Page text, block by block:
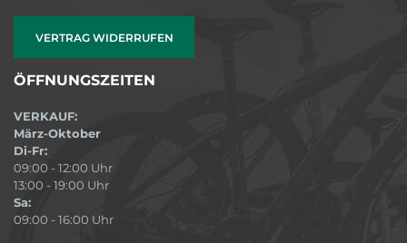
VERTRAG WIDERRUFEN
ÖFFNUNGSZEITEN
VERKAUF:
März-Oktober
Di-Fr:
09:00 - 12:00 Uhr
13:00 - 19:00 Uhr
Sa:
09:00 - 16:00 Uhr